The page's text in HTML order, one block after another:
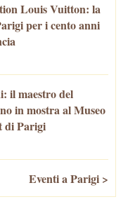
Louis Vuitton: la
per i cento anni
il maestro del
in mostra al Museo
di Parigi
Eventi a Parigi >